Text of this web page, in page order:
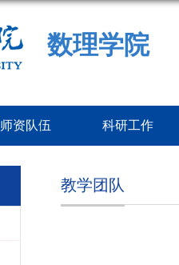
数理学院
师资队伍 科研工作
教学团队